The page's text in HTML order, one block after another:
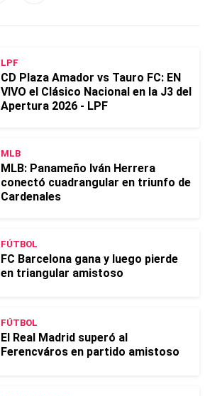
LPF
CD Plaza Amador vs Tauro FC: EN
VIVO el Clásico Nacional en la J3 del
Apertura 2026 - LPF
MLB
MLB: Panameño Iván Herrera
conectó cuadrangular en triunfo de
Cardenales
FÚTBOL
FC Barcelona gana y luego pierde
en triangular amistoso
FÚTBOL
El Real Madrid superó al
Ferencváros en partido amistoso